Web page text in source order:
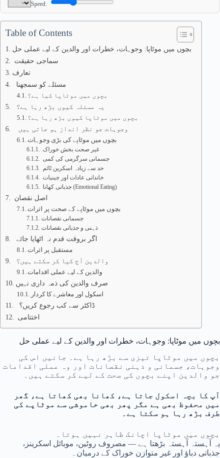
Speed:
Table of Contents
بچوں میں موٹاپا: وجوہات، خطرات اور والدین کے لیے عملی حل
سماجی حقیقت
تعارف
مسئلے کو سمجھنا
بچوں میں موٹاپا کیا ہے؟
یہ مسئلہ کیوں بڑھ رہا ہے؟
بچوں میں موٹاپا کیوں بڑھ رہا ہے؟
وجوہات جو نظر انداز ہو جاتی ہیں
بچوں میں موٹاپے کی بڑی وجوہات
غیر صحت بخش خوراک
جسمانی سرگرمی کی کمی
حد سے زیادہ اسکرین ٹائم
خاندانی عادات اور جینیات
جذباتی کھانا (Emotional Eating)
اصل نقصان
بچوں میں موٹاپے کے صحت پر اثرات
جسمانی نقصانات
ذہنی و جذباتی نقصانات
اگر بروقت قدم نہ اٹھایا جائے
مستقبل پر اثرات
والدین آج کیا کر سکتے ہیں؟
والدین کے لیے عملی اقدامات
صرف والدین کی ذمہ داری نہیں
اسکول اور معاشرے کا کردار
ڈاکٹر سے کب رجوع کریں؟
اختتامی
بچوں میں موٹاپا: وجوہات، خطرات اور والدین کے لیے عملی حل
بچوں میں موٹاپا تیزی سے بڑھ رہا ہے۔ جانیں اس کی
وجوہات، جسمانی و ذہنی نقصانات اور وہ عملی اقدامات
جو والدین اپنے بچوں کی صحت کے لیے کر سکتے ہیں۔
آپ کا بچہ اسکول جاتا ہے، کھانا بھی کھاتا ہے، گھر
میں محفوظ بھی ہے مگر پھر بھی خاموشی سے موٹاپے کی
طرف بڑھ رہا ہو سکتا ہے۔
بچوں میں موٹاپا اچانک ظاہر نہیں ہوتا۔
یہ آہستہ آہستہ بڑھتا ہے — مصروف روٹین، موبائل اسکرینز،
جذباتی دباؤ اور غیر متوازن خوراک کے درمیان۔